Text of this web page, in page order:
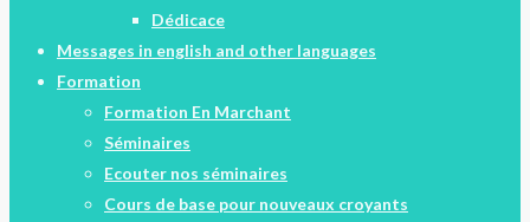
Dédicace
Messages in english and other languages
Formation
Formation En Marchant
Séminaires
Ecouter nos séminaires
Cours de base pour nouveaux croyants